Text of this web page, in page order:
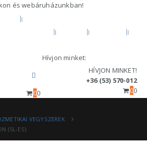
és webáruházunkban!
Hívjon minket:
00
HÍVJON MINKET!
+36 (53) 570-012
00
VEGYSZEREK
(5L-ES)